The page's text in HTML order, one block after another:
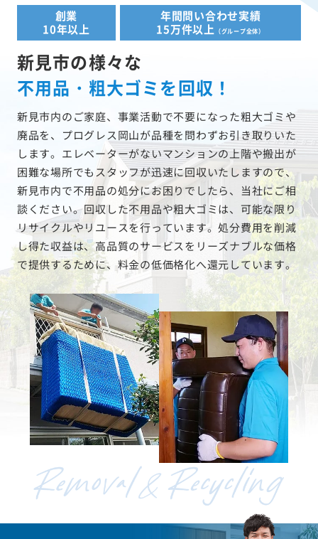
創業
10年以上
年間問い合わせ実績
15万件以上
（グループ全体）
新見市の様々な
不用品・粗大ゴミを回収！
新見市内のご家庭、事業活動で不要になった粗大ゴミや
廃品を、プログレス岡山が品種を問わずお引き取りいた
します。エレベーターがないマンションの上階や搬出が
困難な場所でもスタッフが迅速に回収いたしますので、
新見市内で不用品の処分にお困りでしたら、当社にご相
談ください。回収した不用品や粗大ゴミは、可能な限り
リサイクルやリユースを行っています。処分費用を削減
し得た収益は、高品質のサービスをリーズナブルな価格
で提供するために、料金の低価格化へ還元しています。